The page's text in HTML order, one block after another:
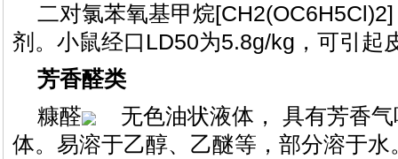
二对氯苯氧基甲烷
剂。小鼠经口LD50为5.8g/kg，可引起
芳香醛类
糠醛
无色油状液体， 具有芳香
体。易溶于乙醇、乙醚等，部分溶于